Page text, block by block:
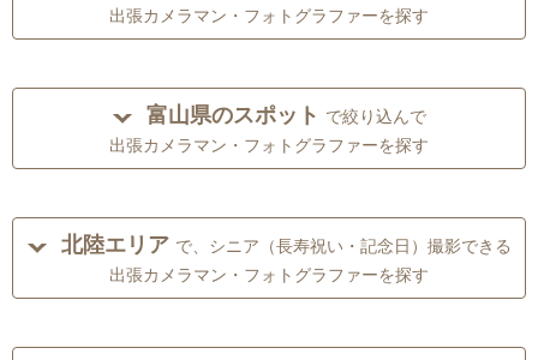
出張カメラマン・フォトグラファーを探す
富山県のスポット で絞り込んで
出張カメラマン・フォトグラファーを探す
北陸エリア で、シニア（長寿祝い・記念日）撮影できる
出張カメラマン・フォトグラファーを探す